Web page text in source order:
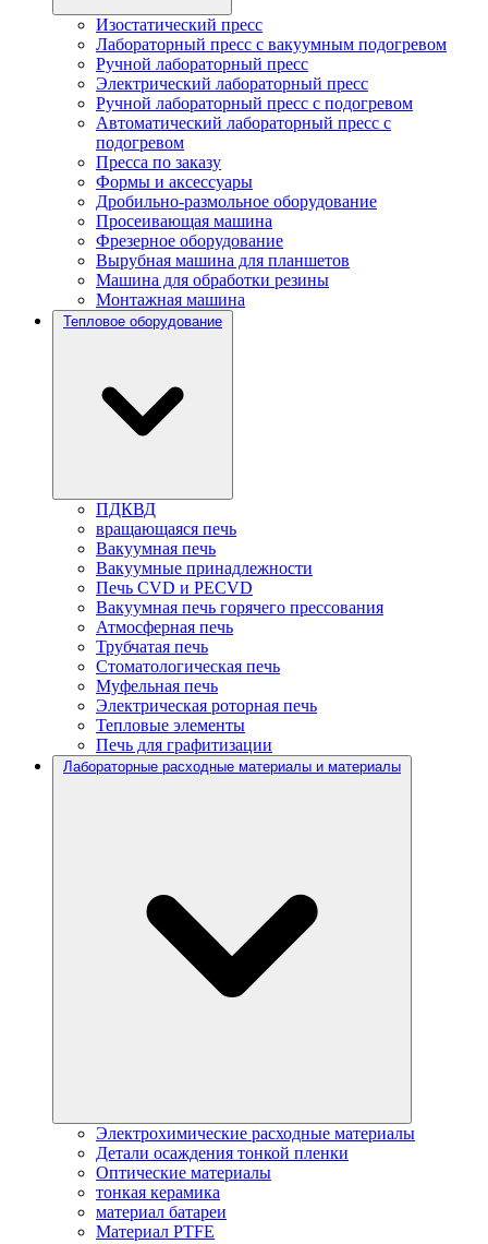
Изостатический пресс
Лабораторный пресс с вакуумным подогревом
Ручной лабораторный пресс
Электрический лабораторный пресс
Ручной лабораторный пресс с подогревом
Автоматический лабораторный пресс с
подогревом
Пресса по заказу
Формы и аксессуары
Дробильно-размольное оборудование
Просеивающая машина
Фрезерное оборудование
Вырубная машина для планшетов
Машина для обработки резины
Монтажная машина
Тепловое оборудование
ПДКВД
вращающаяся печь
Вакуумная печь
Вакуумные принадлежности
Печь CVD и PECVD
Вакуумная печь горячего прессования
Атмосферная печь
Трубчатая печь
Стоматологическая печь
Муфельная печь
Электрическая роторная печь
Тепловые элементы
Печь для графитизации
Лабораторные расходные материалы и материалы
Электрохимические расходные материалы
Детали осаждения тонкой пленки
Оптические материалы
тонкая керамика
материал батареи
Материал PTFE